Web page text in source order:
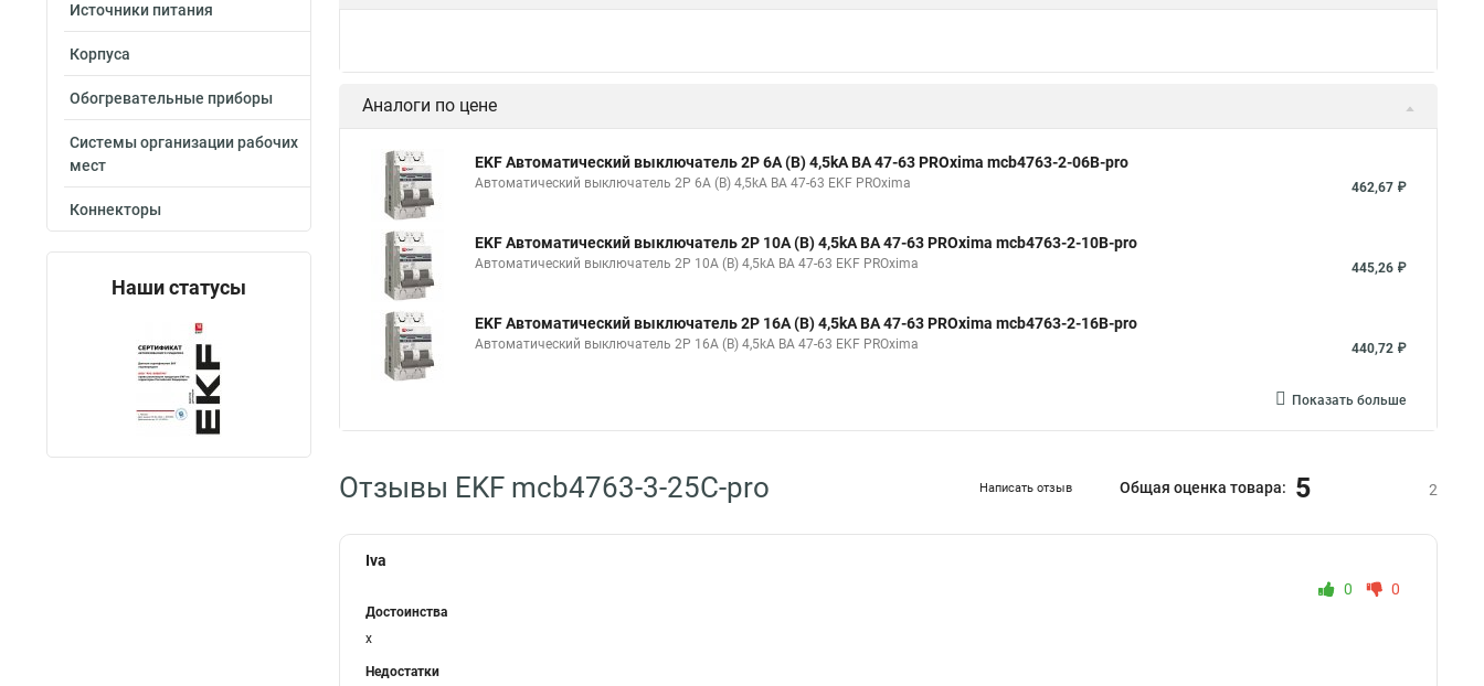
Источники питания
Корпуса
Обогревательные приборы
Системы организации рабочих
мест
Коннекторы
Наши статусы
Аналоги по цене
EKF Автоматический выключатель 2P 6А (В) 4,5kA ВА 47-63 PROxima mcb4763-2-06B-pro
Автоматический выключатель 2P 6А (В) 4,5kA ВА 47-63 EKF PROxima 462,67 ₽
EKF Автоматический выключатель 2P 10А (В) 4,5kA ВА 47-63 PROxima mcb4763-2-10B-pro
Автоматический выключатель 2P 10А (В) 4,5kA ВА 47-63 EKF PROxima 445,26 ₽
EKF Автоматический выключатель 2P 16А (В) 4,5kA ВА 47-63 PROxima mcb4763-2-16B-pro
Автоматический выключатель 2P 16А (В) 4,5kA ВА 47-63 EKF PROxima 440,72 ₽
Показать больше
Отзывы EKF mcb4763-3-25C-pro Написать отзыв Общая оценка товара: 5 2
Iva
0
0
Достоинства
x
Недостатки